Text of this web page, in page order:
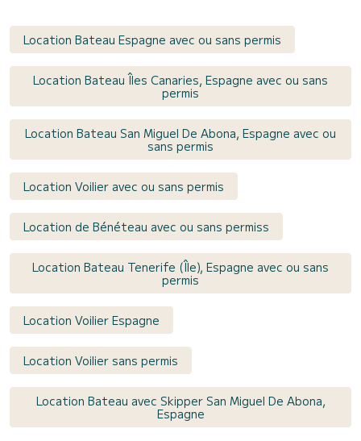
Location Bateau Espagne avec ou sans permis
Location Bateau Îles Canaries, Espagne avec ou sans
permis
Location Bateau San Miguel De Abona, Espagne avec ou
sans permis
Location Voilier avec ou sans permis
Location de Bénéteau avec ou sans permiss
Location Bateau Tenerife (Île), Espagne avec ou sans
permis
Location Voilier Espagne
Location Voilier sans permis
Location Bateau avec Skipper San Miguel De Abona,
Espagne